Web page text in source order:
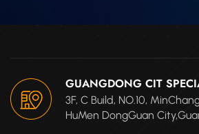
GUANGDONG CIT
3F, C Build, NO.10,
HuMen DongGuan